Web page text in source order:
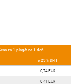
za 1 plagát na 1 deň
s 23% DPH
0,74 EUR
0,41 EUR